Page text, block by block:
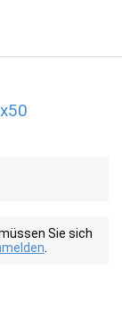
Sie sich